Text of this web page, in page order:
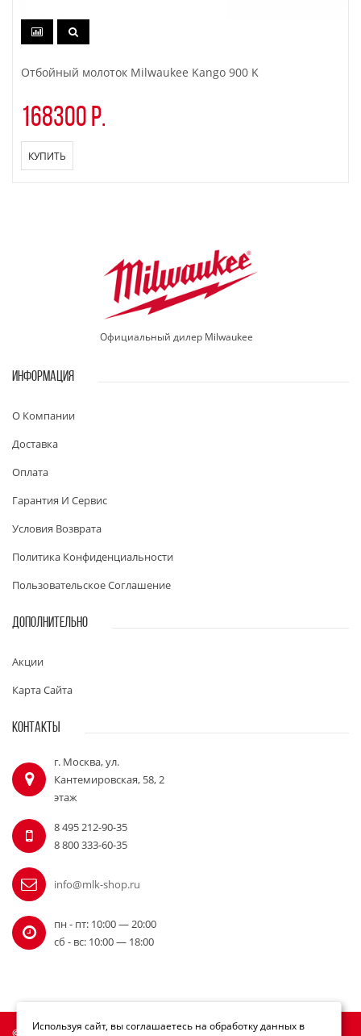
Отбойный молоток Milwaukee Kango 900 K
168300 р.
КУПИТЬ
Официальный дилер Milwaukee
ИНФОРМАЦИЯ
О Компании
Доставка
Оплата
Гарантия И Сервис
Условия Возврата
Политика Конфиденциальности
Пользовательское Соглашение
ДОПОЛНИТЕЛЬНО
Акции
Карта Сайта
КОНТАКТЫ
г. Москва, ул.
Кантемировская, 58, 2
этаж
8 495 212-90-35
8 800 333-60-35
info@mlk-shop.ru
пн - пт: 10:00 — 20:00
сб - вс: 10:00 — 18:00
© Официальный дилер Milwaukee 2010 - 2026
Используя сайт, вы соглашаетесь на обработку данных в